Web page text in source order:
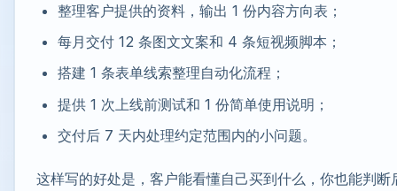
整理客户提供的资料，输出 1 份内容方向表；
每月交付 12 条图文文案和 4 条短视频脚本；
搭建 1 条表单线索整理自动化流程；
提供 1 次上线前测试和 1 份简单使用说明；
交付后 7 天内处理约定范围内的小问题。
这样写的好处是，客户能看懂自己买到什么，你也能判